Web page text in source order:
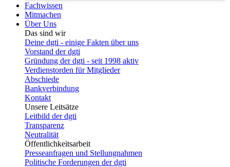
Fachwissen
Mitmachen
Über Uns
Das sind wir
Deine dgti - einige Fakten über uns
Vorstand der dgti
Gründung der dgti - seit 1998 aktiv
Verdienstorden für Mitglieder
Abschiede
Bankverbindung
Kontakt
Unsere Leitsätze
Leitbild der dgti
Transparenz
Neutralität
Öffentlichkeitsarbeit
Presseanfragen und Stellungnahmen
Politische Forderungen der dgti